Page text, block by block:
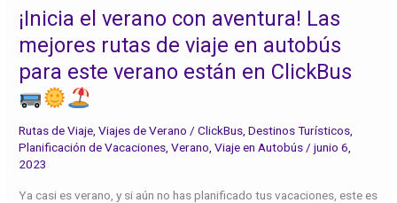
¡Inicia el verano con aventura! Las
mejores rutas de viaje en autobús
para este verano están en ClickBus
Rutas de Viaje ,Viajes de Verano /ClickBus ,Destinos Turísticos
Planificación de Vacaciones ,Verano ,Viaje en Autobús /junio 6,
2023
Ya casi es verano, y si aún no has planificado tus vacaciones, este es
autobús
para
este
verano
están
en
ClickBus